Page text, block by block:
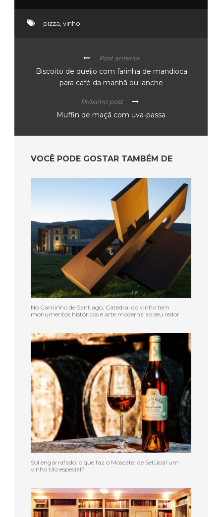
pizza,vinho
Post anterior
Biscoito de queijo com farinha de mandioca
para café da manhã ou lanche
Próximo post
Muffin de maçã com uva-passa
VOCÊ PODE GOSTAR TAMBÉM DE
No Caminho de Santiago, Catedral do vinho tem
monumentos históricos e arte moderna ao seu redor
Sol engarrafado: o que faz o Moscatel de Setúbal um
vinho tão especial?